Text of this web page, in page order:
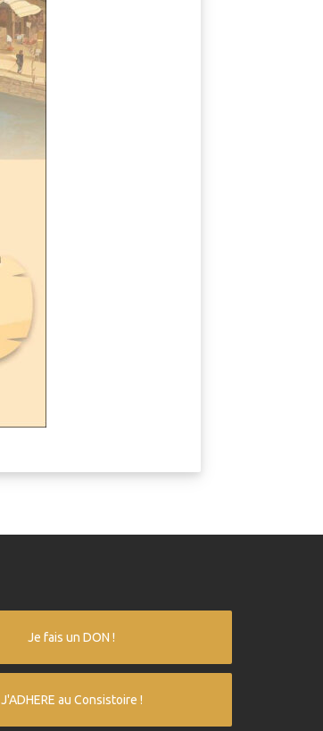
Je fais un DON !
J'ADHERE au Consistoire !